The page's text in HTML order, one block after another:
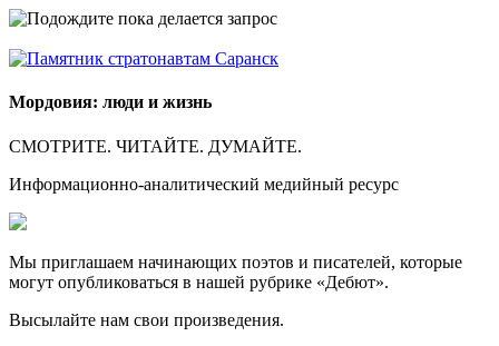
Мордовия: люди и жизнь
СМОТРИТЕ. ЧИТАЙТЕ. ДУМАЙТЕ.
Информационно-аналитический медийный ресурс
Мы приглашаем начинающих поэтов и писателей, которые
могут опубликоваться в нашей рубрике «Дебют».
Высылайте нам свои произведения.